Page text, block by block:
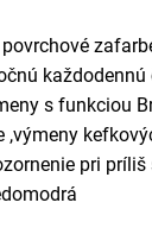
s funkciou
,výmeny
pri